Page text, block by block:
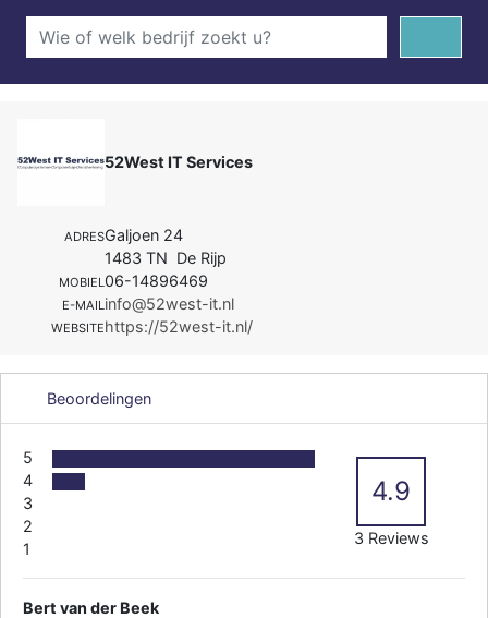
52West IT Services
ADRESGaljoen 24
1483 TN De Rijp
MOBIEL06-14896469
E-MAILinfo@52west-it.nl
WEBSITEhttps://52west-it.nl/
Beoordelingen
5
4
3
2
1
4.9
3 Reviews
Bert van der Beek